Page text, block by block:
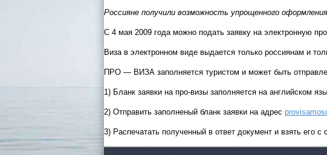
Россияне получили возможность упрощенного
С 4 мая 2009 года можно подать заявку на электронную
Виза в электронном виде выдается только россиянам и
ПРО — ВИЗА заполняется туристом и может быть
1) Бланк заявки на про-визы заполняется на английском
2) Отправить заполненый бланк заявки на адрес
3) Распечатать полученный в ответ документ и взять его с